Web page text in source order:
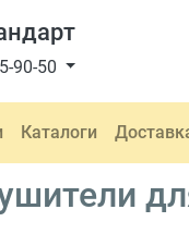
90-50
Каталоги